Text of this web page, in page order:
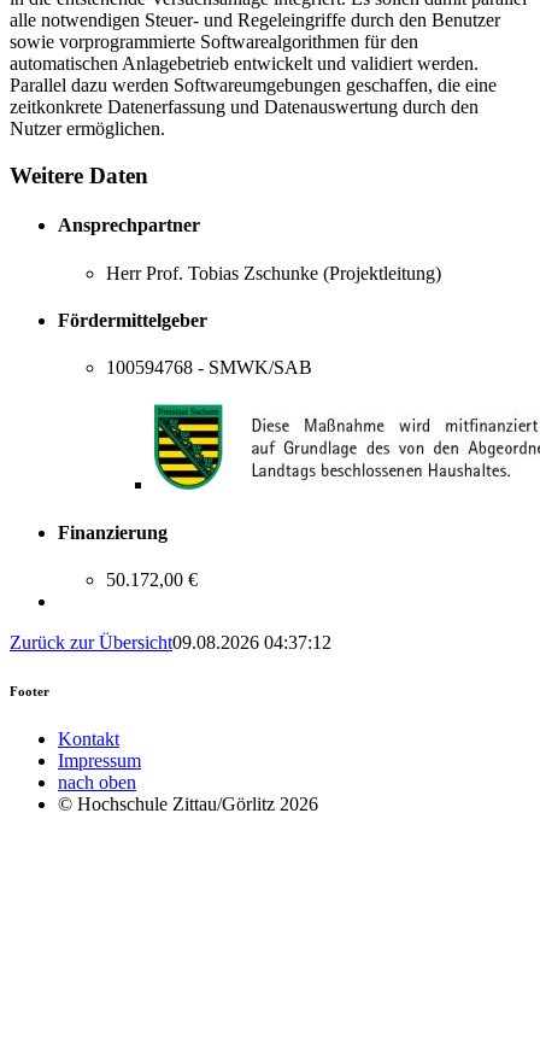
alle notwendigen Steuer- und Regeleingriffe durch den Benutzer
sowie vorprogrammierte Softwarealgorithmen für den
automatischen Anlagebetrieb entwickelt und validiert werden.
Parallel dazu werden Softwareumgebungen geschaffen, die eine
zeitkonkrete Datenerfassung und Datenauswertung durch den
Nutzer ermöglichen.
Weitere Daten
Ansprechpartner
Herr Prof. Tobias Zschunke (Projektleitung)
Fördermittelgeber
100594768 - SMWK/SAB
Finanzierung
50.172,00 €
Zurück zur Übersicht09.08.2026 04:37:12
Footer
Kontakt
Impressum
nach oben
© Hochschule Zittau/Görlitz 2026